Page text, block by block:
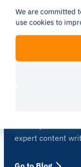
Publications
Read publications
expert content
We are committed
use cookies to